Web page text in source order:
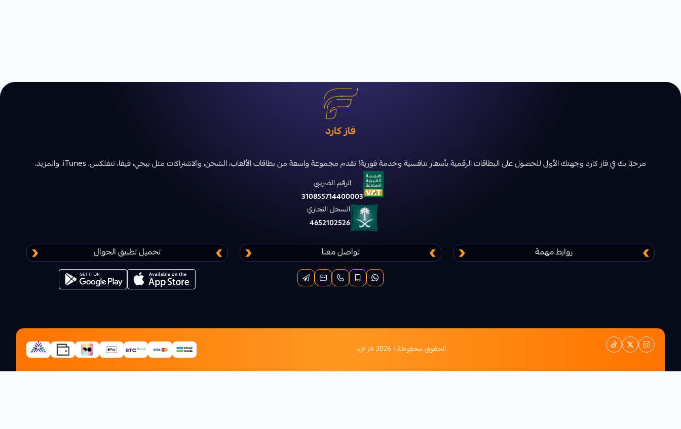
فاز كارد
مرحبًا بك في فاز كارد وجهتك الأولى للحصول على البطاقات الرقمية بأسعار تنافسية وخدمة فورية! نقدم مجموعة واسعة من بطاقات الألعاب، الشحن، والاشتراكات مثل ببجي، فيفا، نتفلكس، iTunes، والمزيد.
الرقم الضريبي
310855714400003
السجل التجاري
4652102526
روابط مهمة تواصل معنا تحميل تطبيق الجوال
الحقوق محفوظة | 2026 فاز كارد